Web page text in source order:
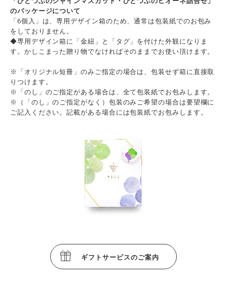
のパッケージについて
「6個入」は、専用デザイン箱のため、通常は包装紙でのお包み
をしておりません。
◆専用デザイン箱に「金紐」と「タグ」を付けた外観になりま
す。かしこまった贈り物でなければそのままでお使い頂けます。
※「オリジナル短冊」のみご指定の場合は、包装せず箱に直接取
りつけます。
※「のし」のご指定がある場合は、全て包装紙でお包みします。
※（「のし」のご指定がなく）包装のみご希望の場合は要望欄に
ご記入ください。記載がある場合には包装紙でお包みします。
ギフトサービスのご案内